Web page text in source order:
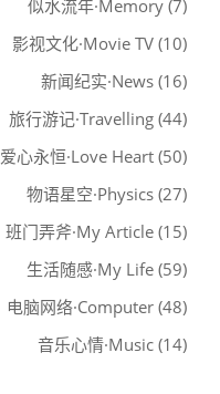
似水流年·Memory (7)
影视文化·Movie TV (10)
新闻纪实·News (16)
旅行游记·Travelling (44)
爱心永恒·Love Heart (50)
物语星空·Physics (27)
班门弄斧·My Article (15)
生活随感·My Life (59)
电脑网络·Computer (48)
音乐心情·Music (14)